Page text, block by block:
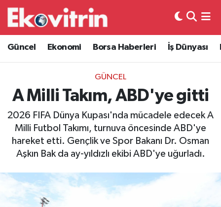
Güncel Ekonomi Borsa Haberleri İş Dünyası
GÜNCEL
A Milli Takım, ABD'ye gitti
2026 FIFA Dünya Kupası'nda mücadele edecek A
Milli Futbol Takımı, turnuva öncesinde ABD'ye
hareket etti. Gençlik ve Spor Bakanı Dr. Osman
Aşkın Bak da ay-yıldızlı ekibi ABD'ye uğurladı.
Güncel
Ekonomi
Borsa Haberleri
İş Dünyası
Lojistik
Asayiş
Hava Durumu
Trafik Durumu
Süper Lig Puan Durumu ve Fikstür
Tüm Manşetler
Son Dakika Haberleri